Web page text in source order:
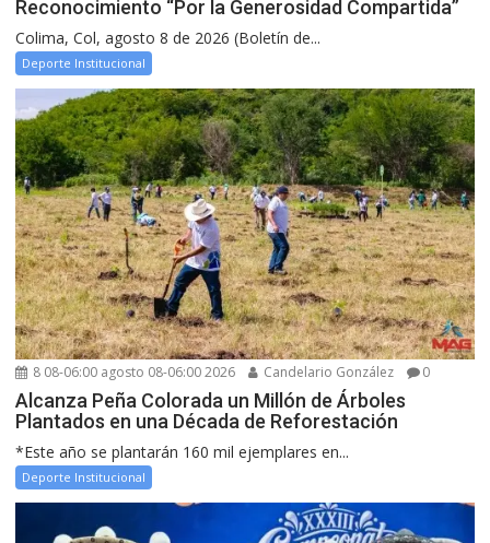
Reconocimiento “Por la Generosidad Compartida”
Colima, Col, agosto 8 de 2026 (Boletín de...
Deporte Institucional
8 08-06:00 agosto 08-06:00 2026 Candelario González 0
Alcanza Peña Colorada un Millón de Árboles
Plantados en una Década de Reforestación
*Este año se plantarán 160 mil ejemplares en...
Deporte Institucional